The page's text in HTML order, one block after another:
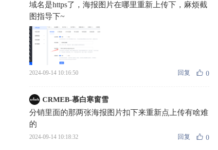
域名是https了，海报图片在哪里重新上传下，麻烦截
图指导下~
2024-09-14 10:16:50 回复 0
CRMEB-慕白寒窗雪
分销里面的那两张海报图片扣下来重新点上传有啥难
的
2024-09-14 10:18:32 回复 0